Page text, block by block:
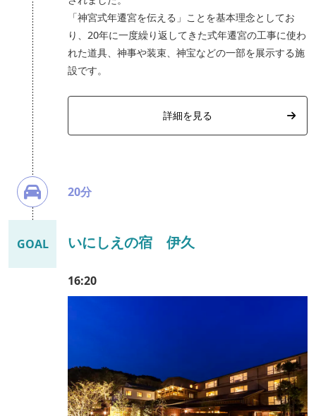
「神宮式年遷宮を伝える」ことを基本理念としてお
り、20年に一度繰り返してきた式年遷宮の工事に使わ
れた道具、神事や装束、神宝などの一部を展示する施
設です。
詳細を見る
20分
GOAL いにしえの宿 伊久
16:20